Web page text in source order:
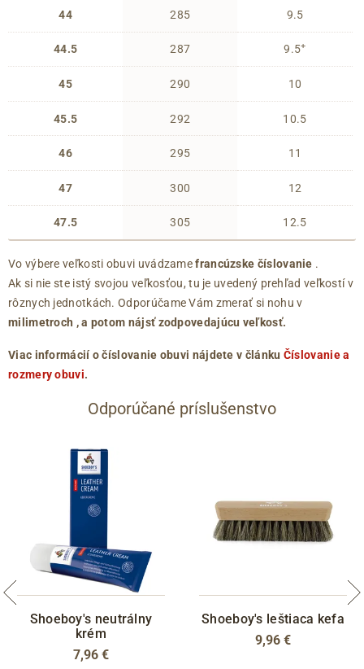
44
44.5
45
45.5
46
47
47.5
285
287
290
292
295
300
305
9.5
9.5+
10
10.5
11
12
12.5
Vo výbere veľkosti obuvi uvádzamefrancúzske číslovanie .
Ak si nie ste istý svojou veľkosťou, tu je uvedený prehľad veľkostí v
rôznych jednotkách. Odporúčame Vám zmerať si nohu v
milimetroch , a potom nájsť zodpovedajúcu veľkosť.
Viac informácií o číslovanie obuvi nájdete v článku Číslovanie a
rozmery obuvi.
Odporúčané príslušenstvo
Shoeboy's neutrálny
krém
7,96 €
Shoeboy's leštiaca kefa
9,96 €